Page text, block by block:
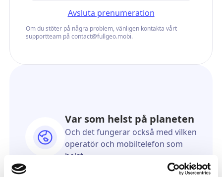
Var som helst på planeten
Och det fungerar också med vilken
operatör och mobiltelefon som
helst
Du kan förbli anonym
Avsluta prenumeration
Om du stöter på några problem, vänligen kontakta vårt
supportteam på contact@fullgeo.mobi.